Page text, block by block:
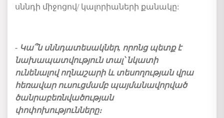
սննդի միջոցով/ կալորիաների քանակը:
- Կա՞ն սննդատեսակներ, որոնց պետք է
նախապատվություն տալ՝ նկատի
ունենալով ողնաշարի և տեսողության վրա
հեռավար ուսուցմամբ պայմանավորված
ծանրաբեռնվածության
փոփոխությունները։